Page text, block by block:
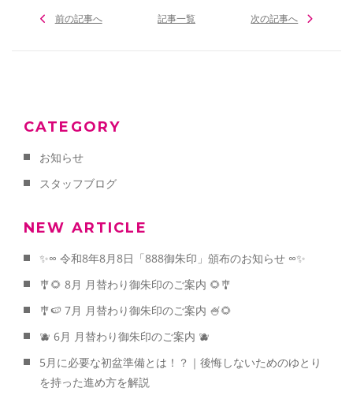
前の記事へ 記事一覧 次の記事へ
CATEGORY
お知らせ
スタッフブログ
NEW ARTICLE
✨∞ 令和8年8月8日「888御朱印」頒布のお知らせ ∞✨
🎐🌻 8月 月替わり御朱印のご案内 🌻🎐
🎐🍉 7月 月替わり御朱印のご案内 🍧🌻
🫐 6月 月替わり御朱印のご案内 🫐
5月に必要な初盆準備とは！？｜後悔しないためのゆとり
を持った進め方を解説